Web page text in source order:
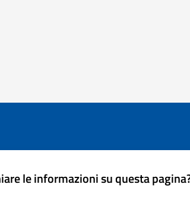
le informazioni su questa